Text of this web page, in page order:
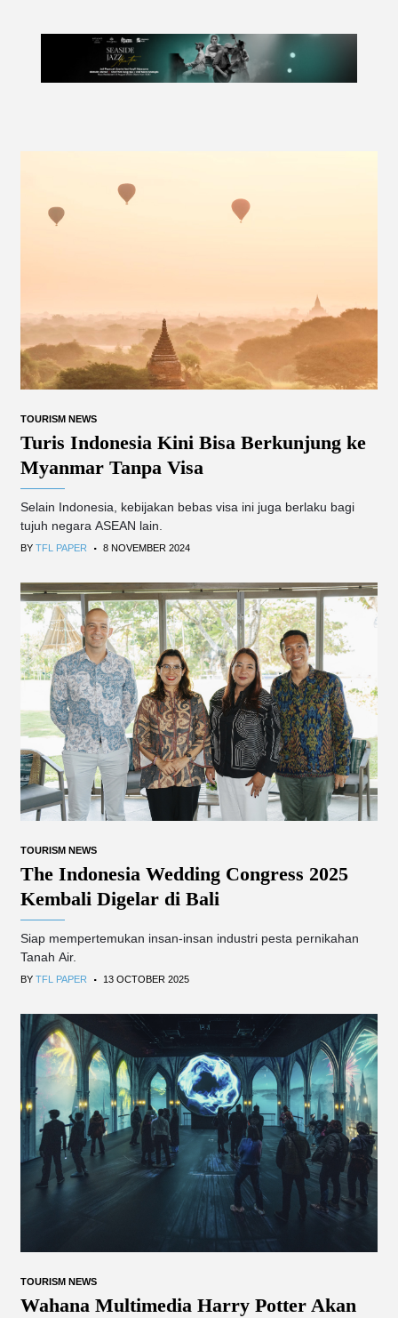
TOURISM NEWS
Turis Indonesia Kini Bisa Berkunjung ke
Myanmar Tanpa Visa
Selain Indonesia, kebijakan bebas visa ini juga berlaku bagi
tujuh negara ASEAN lain.
BY TFL PAPER . 8 NOVEMBER 2024
TOURISM NEWS
The Indonesia Wedding Congress 2025
Kembali Digelar di Bali
Siap mempertemukan insan-insan industri pesta pernikahan
Tanah Air.
BY TFL PAPER . 13 OCTOBER 2025
TOURISM NEWS
Wahana Multimedia Harry Potter Akan